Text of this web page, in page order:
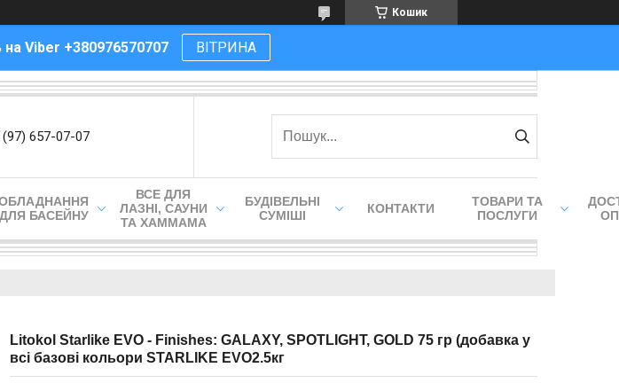
Кошик
Viber +380976570707 ВІТРИНА
657-07-07
ДЛЯ БАСЕЙНУ
ВСЕ ДЛЯ
ЛАЗНІ, САУНИ
ТА ХАММАМА
БУДІВЕЛЬНІ
СУМІШІ
КОНТАКТИ
ТОВАРИ ТА
ПОСЛУГИ
Litokol Starlike EVO - Finishes: GALAXY, SPOTLIGHT, GOLD 75 гр (добавка у
всі базові кольори STARLIKE EVO2.5кг